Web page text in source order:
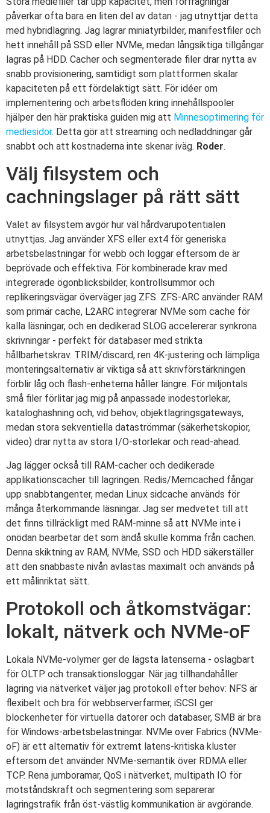
påverkar ofta bara en liten del av datan - jag utnyttjar detta
med hybridlagring. Jag lagrar miniatyrbilder, manifestfiler och
hett innehåll på SSD eller NVMe, medan långsiktiga tillgångar
lagras på HDD. Cacher och segmenterade filer drar nytta av
snabb provisionering, samtidigt som plattformen skalar
kapaciteten på ett fördelaktigt sätt. För idéer om
implementering och arbetsflöden kring innehållspooler
hjälper den här praktiska guiden mig att Minnesoptimering för
mediesidor. Detta gör att streaming och nedladdningar går
snabbt och att kostnaderna inte skenar iväg. Roder.
Välj filsystem och
cachningslager på rätt sätt
Valet av filsystem avgör hur väl hårdvarupotentialen
utnyttjas. Jag använder XFS eller ext4 för generiska
arbetsbelastningar för webb och loggar eftersom de är
beprövade och effektiva. För kombinerade krav med
integrerade ögonblicksbilder, kontrollsummor och
replikeringsvägar överväger jag ZFS. ZFS-ARC använder RAM
som primär cache, L2ARC integrerar NVMe som cache för
kalla läsningar, och en dedikerad SLOG accelererar synkrona
skrivningar - perfekt för databaser med strikta
hållbarhetskrav. TRIM/discard, ren 4K-justering och lämpliga
monteringsalternativ är viktiga så att skrivförstärkningen
förblir låg och flash-enheterna håller längre. För miljontals
små filer förlitar jag mig på anpassade inodestorlekar,
kataloghashning och, vid behov, objektlagringsgateways,
medan stora sekventiella dataströmmar (säkerhetskopior,
video) drar nytta av stora I/O-storlekar och read-ahead.
Jag lägger också till RAM-cacher och dedikerade
applikationscacher till lagringen. Redis/Memcached fångar
upp snabbtangenter, medan Linux sidcache används för
många återkommande läsningar. Jag ser medvetet till att
det finns tillräckligt med RAM-minne så att NVMe inte i
onödan bearbetar det som ändå skulle komma från cachen.
Denna skiktning av RAM, NVMe, SSD och HDD säkerställer
att den snabbaste nivån avlastas maximalt och används på
ett målinriktat sätt.
Protokoll och åtkomstvägar:
lokalt, nätverk och NVMe-oF
Lokala NVMe-volymer ger de lägsta latenserna - oslagbart
för OLTP och transaktionsloggar. När jag tillhandahåller
lagring via nätverket väljer jag protokoll efter behov: NFS är
flexibelt och bra för webbserverfarmer, iSCSI ger
blockenheter för virtuella datorer och databaser, SMB är bra
för Windows-arbetsbelastningar. NVMe over Fabrics (NVMe-
oF) är ett alternativ för extremt latens-kritiska kluster
eftersom det använder NVMe-semantik över RDMA eller
TCP. Rena jumboramar, QoS i nätverket, multipath IO för
motståndskraft och segmentering som separerar
lagringstrafik från öst-västlig kommunikation är avgörande.